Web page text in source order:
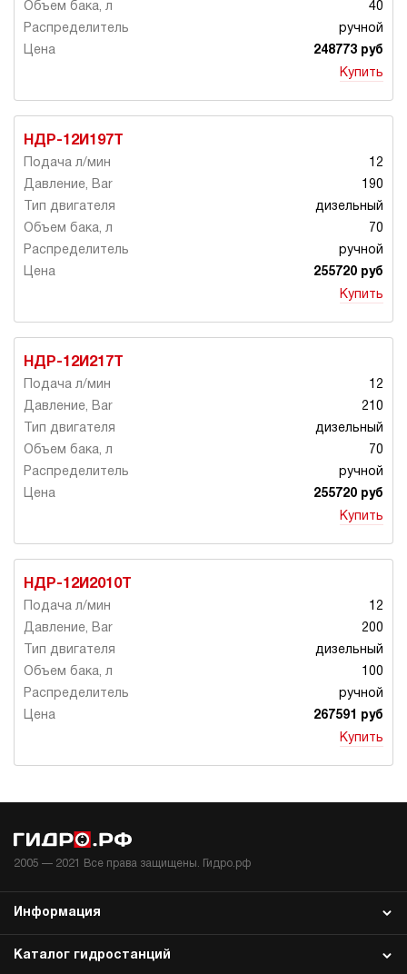
40
ручной
248773 руб
Купить
НДР-12И197Т
12
190
дизельный
70
ручной
255720 руб
Купить
НДР-12И217Т
12
210
дизельный
70
ручной
255720 руб
Купить
НДР-12И2010Т
12
200
дизельный
100
ручной
267591 руб
Купить
2005 — 2021 Все права защищены. Гидро.рф
Каталог гидростанций
Информация